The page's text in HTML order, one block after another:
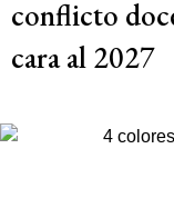
conflicto
cara al 2027